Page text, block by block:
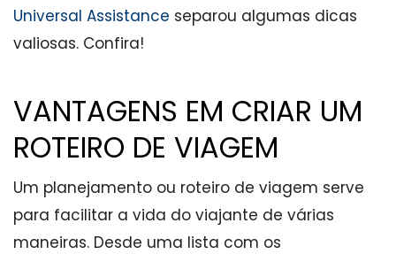
Universal Assistance separou algumas dicas
valiosas. Confira!
VANTAGENS EM CRIAR UM
ROTEIRO DE VIAGEM
Um planejamento ou roteiro de viagem serve
para facilitar a vida do viajante de várias
maneiras. Desde uma lista com os